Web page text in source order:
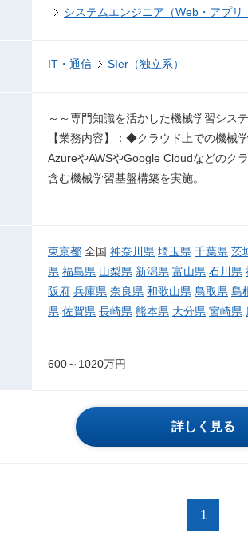
システムエンジニア（Web・アプリ
IT・通信 SIer（独立系）
～～専門知識を活かした機械学習シス
【業務内容】：◆クラウド上での機械
AzureやAWSやGoogle Cloudなどのク
含む機械学習基盤構築を実施。
東京都 全国 神奈川県 埼玉県 千葉県 茨
県 福島県 山梨県 新潟県 富山県 石川県
阪府 兵庫県 奈良県 和歌山県 鳥取県 島
県 佐賀県 長崎県 熊本県 大分県 宮崎県
600～1020万円
詳しく見る
1